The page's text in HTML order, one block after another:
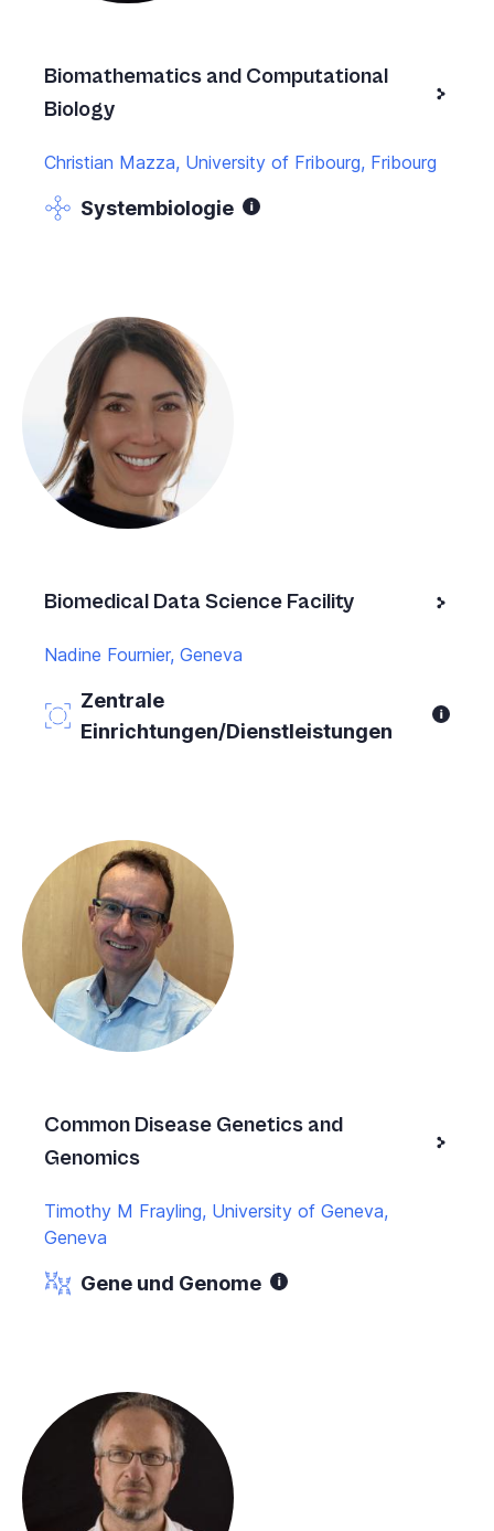
Biomathematics and Computational
Biology
Christian Mazza, University of Fribourg, Fribourg
Systembiologie
Biomedical Data Science Facility
Nadine Fournier, Geneva
Zentrale
Einrichtungen/Dienstleistungen
Common Disease Genetics and
Genomics
Timothy M Frayling, University of Geneva,
Geneva
Gene und Genome